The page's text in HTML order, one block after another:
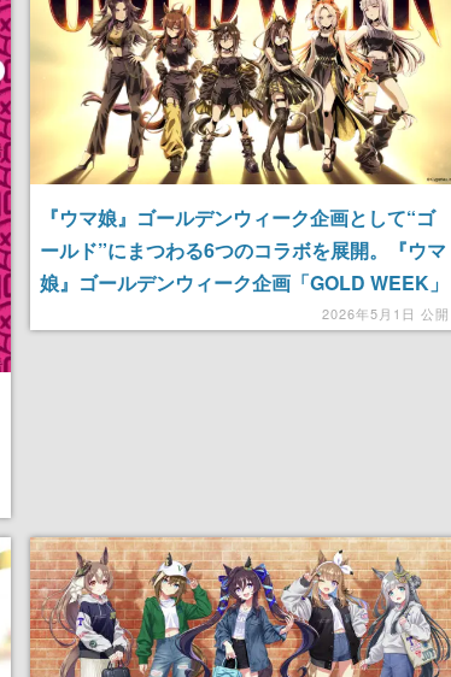
『ウマ娘』ゴールデンウィーク企画として“ゴ
ールド”にまつわる6つのコラボを展開。『ウマ
娘』ゴールデンウィーク企画「GOLD WEEK」
として、6つのコラボを展開。一番くじやエナ
2026年5月1日 公開